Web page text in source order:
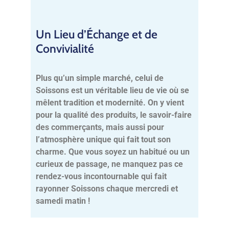
Un Lieu d’Échange et de
Convivialité
Plus qu’un simple marché, celui de
Soissons est un véritable lieu de vie où se
mêlent tradition et modernité. On y vient
pour la qualité des produits, le savoir-faire
des commerçants, mais aussi pour
l’atmosphère unique qui fait tout son
charme. Que vous soyez un habitué ou un
curieux de passage, ne manquez pas ce
rendez-vous incontournable qui fait
rayonner Soissons chaque mercredi et
samedi matin !